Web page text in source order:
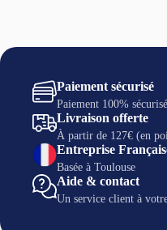
Paiement sécurisé
Paiement 100% sécurisé
Livraison offerte
À partir de 127€ (en
Entreprise
Basée à Toulouse
Aide & contact
Un service client à